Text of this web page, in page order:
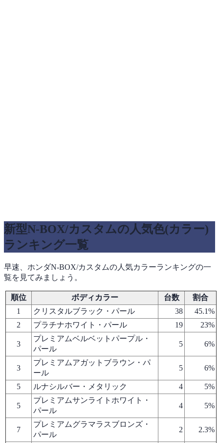
新型N-BOX/カスタムの人気色(カラー)
ランキング一覧
早速、ホンダN-BOX/カスタムの人気カラーランキングの一
覧を見てみましょう。
順位 ボディカラー 台数
割合
1
クリスタルブラック・パール 38
45.1%
2
プラチナホワイト・パール 19 23%
3
プレミアムベルベットパープル・
パール
5 6%
3
プレミアムアガットブラウン・パ
ール
5 6%
5 ルナシルバー・メタリック 4 5%
5
プレミアムサンライトホワイト・
パール
4 5%
7
プレミアムグラマラスブロンズ・
パール
2 2.3%